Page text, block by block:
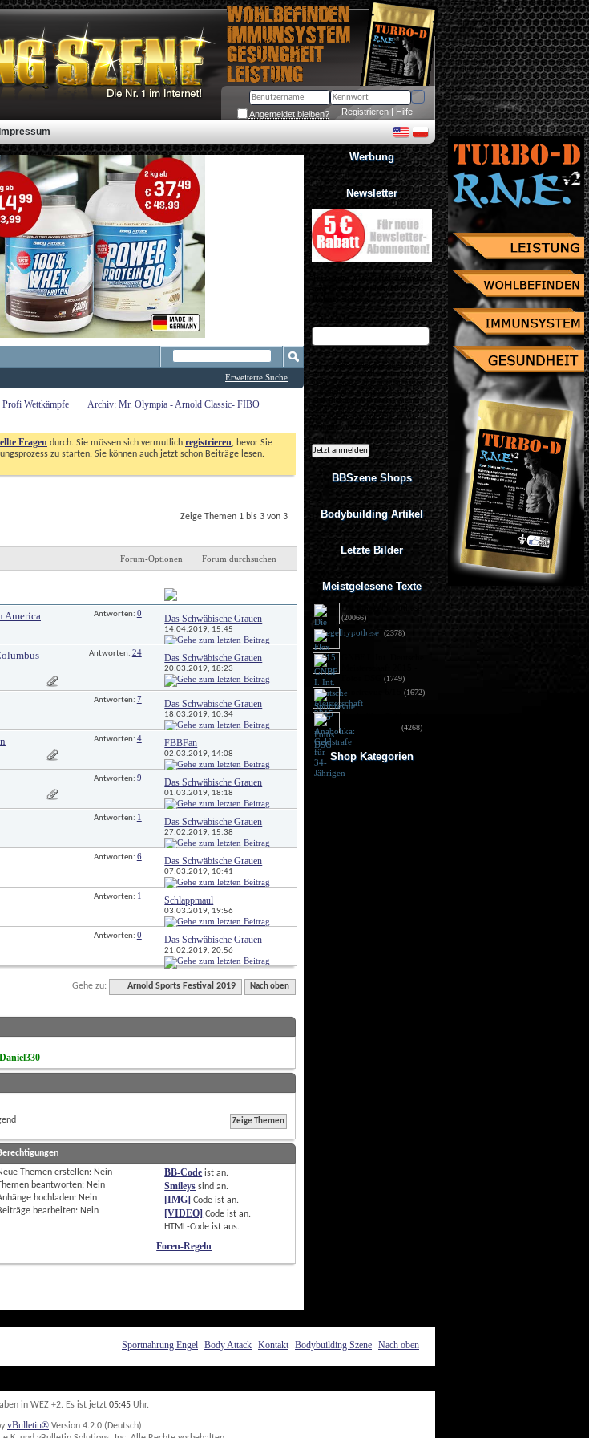
Angemeldet bleiben? Registrieren | Hilfe
Impressum
Erweiterte Suche
Profi Wettkämpfe Archiv: Mr. Olympia - Arnold Classic- FIBO
Fragen durch. Sie müssen sich vermutlich registrieren, bevor Sie
zu starten. Sie können auch jetzt schon Beiträge lesen.
Zeige Themen 1 bis 3 von 3
Forum-Optionen Forum durchsuchen
America Antworten: 0 Das Schwäbische Grauen
14.04.2019, 15:45
Antworten: 24 Das Schwäbische Grauen
20.03.2019, 18:23
Antworten: 7 Das Schwäbische Grauen
18.03.2019, 10:34
Antworten: 4 FBBFan
02.03.2019, 14:08
Antworten: 9 Das Schwäbische Grauen
01.03.2019, 18:18
Antworten: 1 Das Schwäbische Grauen
27.02.2019, 15:38
Antworten: 6 Das Schwäbische Grauen
07.03.2019, 10:41
Antworten: 1 Schlappmaul
03.03.2019, 19:56
Antworten: 0 Das Schwäbische Grauen
21.02.2019, 20:56
Gehe zu: Arnold Sports Festival 2019 Nach oben
Daniel330
Themen erstellen: Nein
Themen beantworten: Nein
hochladen: Nein
bearbeiten: Nein
BB-Code istan.
Smileys sindan.
[IMG] Code istan.
[VIDEO] Code istan.
HTML-Code istaus.
Foren-Regeln
Werbung
Newsletter
Jetzt zum Newsletter anmelden
und Gutschein über 10%
eMail Adresse
Ich möchte regelmäßig interessante
Angebote per eMail erhalten. Meine
eMail-Adresse wird nicht an andere
Unternehmen weitergegeben. Diese
Einwilligung zur Nutzung meiner
eMail-Adresse für Werbezwecke kann
ich jederzeit mit Wirkung für die
Zukunft widerrufen.
BBSzene Shops
Bodybuilding Artikel
Letzte Bilder
Meistgelesene Texte
Die Spiegelhypothese
(20066)
Flex 05/15 (2378)
(1749)
Sportrevue 6/15 (1672)
für 34-Jährigen
(4268)
Shop Kategorien
Frauen Fitness
Sportnahrung Engel Body Attack Kontakt Bodybuilding Szene Nach oben
in WEZ +2. Es ist jetzt 05:45 Uhr.
vBulletin® Version 4.2.0 (Deutsch)